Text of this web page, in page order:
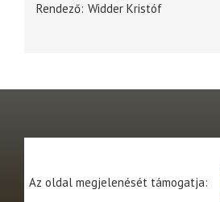
Rendező Widder Kristóf
Az oldal megjelenését támogatja: